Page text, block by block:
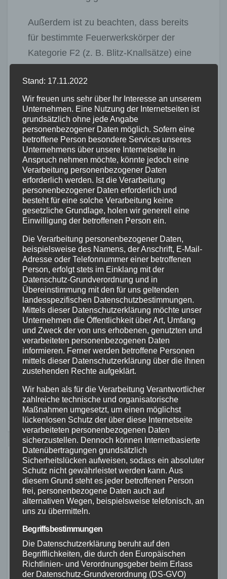
Außerdem ist zu beachten, dass bereits
für bestimmte Feuerwerkskörper der
Kategorie F2 (z. B. Blitz-Knallsätze) eine
erforderlich ist. Für Feuerwerk der
Kategorien F3 und F4 ist diese stets ohne
Ausnahme erforderlich.
Es wird stets ein Strafverfahren
eingeleitet, die Feuerwerkskörper werden
beschlagnahmt oder sichergestellt.
Weitere Informationen finden Sie auf der
Internetseite des Zolls
(https://www.zoll.de/SharedDocs/Fachmel
dungen/Aktuelle-
Einzelmeldungen/2022/vub_feuerwerksko
erper_2022.html )
(PM ZOLL-F)
Beitragsnavigation
Risiko für Leib und
Leben beim Kauf von
minderwertigen und
ungeprüften Sylvester-
Koblenz:
Mehr als zehn
Kilogramm
Drogen
Ähnliches
MAYEN-KOBLENZ POLIZEI
Kontrollen in Koblenzer
Innenstadt: Polizei deckt
zahlreiche Verstöße auf
10. JULI 2026
Stand: 17.11.2022
Wir freuen uns sehr über Ihr Interesse an unserem
Unternehmen. Eine Nutzung der Internetseiten ist
grundsätzlich ohne jede Angabe
personenbezogener Daten möglich. Sofern eine
betroffene Person besondere Services unseres
Unternehmens über unsere Internetseite in
Anspruch nehmen möchte, könnte jedoch eine
Verarbeitung personenbezogener Daten
erforderlich werden. Ist die Verarbeitung
personenbezogener Daten erforderlich und
besteht für eine solche Verarbeitung keine
gesetzliche Grundlage, holen wir generell eine
Einwilligung der betroffenen Person ein.
Die Verarbeitung personenbezogener Daten,
beispielsweise des Namens, der Anschrift, E-Mail-
Adresse oder Telefonnummer einer betroffenen
Person, erfolgt stets im Einklang mit der
Datenschutz-Grundverordnung und in
Übereinstimmung mit den für uns geltenden
landesspezifischen Datenschutzbestimmungen.
Mittels dieser Datenschutzerklärung möchte unser
Unternehmen die Öffentlichkeit über Art, Umfang
und Zweck der von uns erhobenen, genutzten und
verarbeiteten personenbezogenen Daten
informieren. Ferner werden betroffene Personen
mittels dieser Datenschutzerklärung über die ihnen
zustehenden Rechte aufgeklärt.
Wir haben als für die Verarbeitung Verantwortlicher
zahlreiche technische und organisatorische
Maßnahmen umgesetzt, um einen möglichst
lückenlosen Schutz der über diese Internetseite
verarbeiteten personenbezogenen Daten
sicherzustellen. Dennoch können Internetbasierte
Datenübertragungen grundsätzlich
Sicherheitslücken aufweisen, sodass ein absoluter
Schutz nicht gewährleistet werden kann. Aus
diesem Grund steht es jeder betroffenen Person
frei, personenbezogene Daten auch auf
alternativen Wegen, beispielsweise telefonisch, an
uns zu übermitteln.
Begriffsbestimmungen
Die Datenschutzerklärung beruht auf den
Begrifflichkeiten, die durch den Europäischen
Richtlinien- und Verordnungsgeber beim Erlass
der Datenschutz-Grundverordnung (DS-GVO)